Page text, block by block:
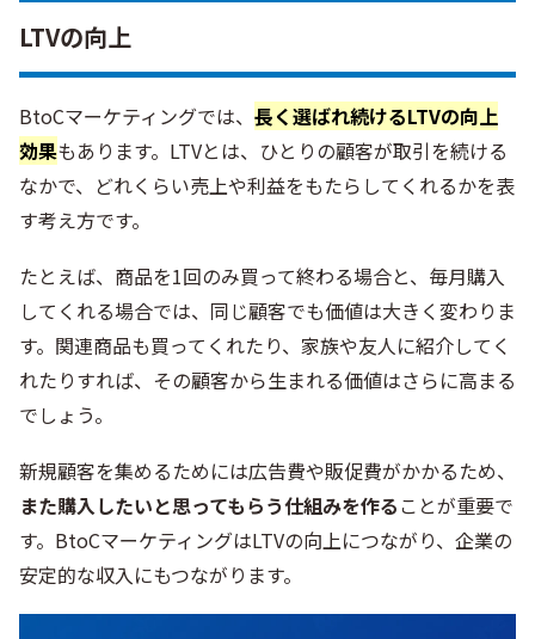
LTVの向上
BtoCマーケティングでは、 長く選ばれ続けるLTVの向上
効果もあります。LTVとは、ひとりの顧客が取引を続ける
なかで、どれくらい売上や利益をもたらしてくれるかを表
す考え方です。
たとえば、商品を1回のみ買って終わる場合と、毎月購入
してくれる場合では、同じ顧客でも価値は大きく変わりま
す。関連商品も買ってくれたり、家族や友人に紹介してく
れたりすれば、その顧客から生まれる価値はさらに高まる
でしょう。
新規顧客を集めるためには広告費や販促費がかかるため、
また購入したいと思ってもらう仕組みを作る ことが重要で
す。BtoCマーケティングはLTVの向上につながり、企業の
安定的な収入にもつながります。